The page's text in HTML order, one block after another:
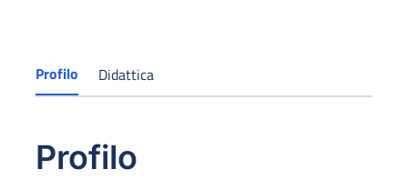
Profilo Didattica
Profilo